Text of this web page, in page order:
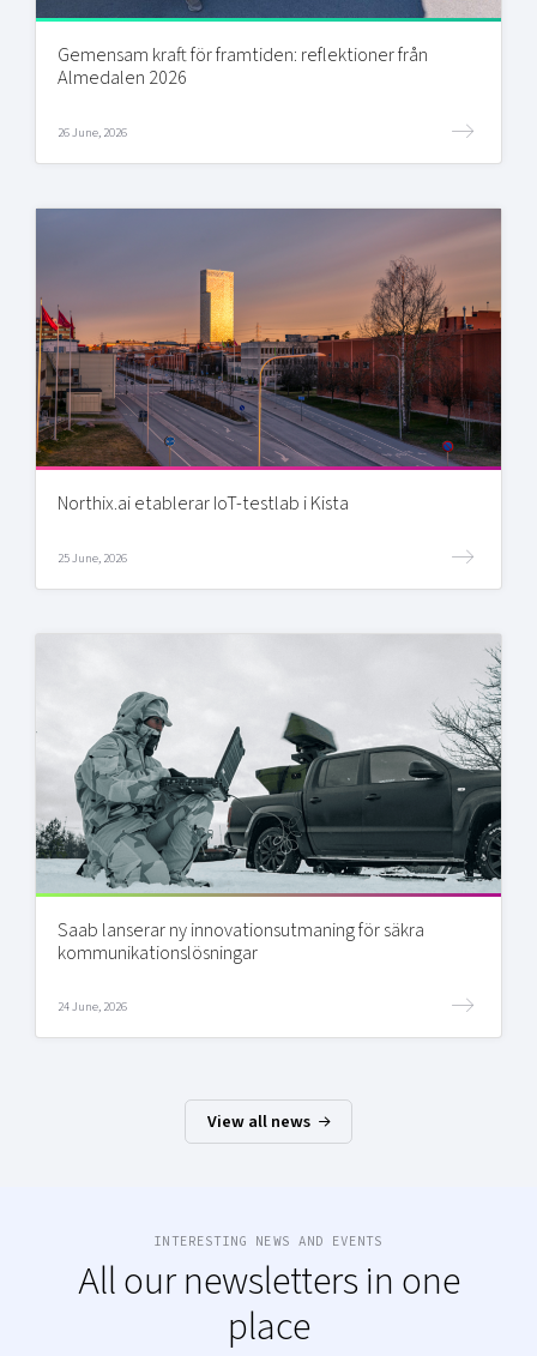
Gemensam kraft för framtiden: reflektioner från
Almedalen 2026
26 June, 2026
Northix.ai etablerar IoT-testlab i Kista
25 June, 2026
Saab lanserar ny innovationsutmaning för säkra
kommunikationslösningar
24 June, 2026
View all news
INTERESTING NEWS AND EVENTS
All our newsletters in one
place